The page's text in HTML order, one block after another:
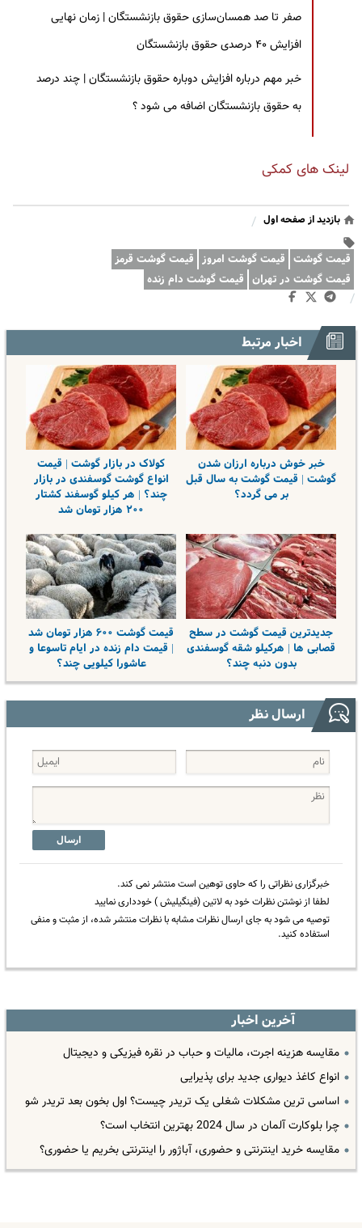
صفر تا صد همسان‌سازی حقوق بازنشستگان | زمان نهایی
افزایش ۴۰ درصدی حقوق بازنشستگان
خبر مهم درباره افزایش دوباره حقوق بازنشستگان | چند درصد
به حقوق بازنشستگان اضافه می شود ؟
لینک های کمکی
بازدید از صفحه اول /
قیمت گوشت قیمت گوشت امروز قیمت گوشت قرمز
قیمت گوشت در تهران قیمت گوشت دام زنده
/
اخبار مرتبط
خبر خوش درباره ارزان شدن
گوشت | قیمت گوشت به سال قبل
بر می گردد؟
کولاک در بازار گوشت | قیمت
انواع گوشت گوسفندی در بازار
چند؟ | هر کیلو گوسفند کشتار
۲۰۰ هزار تومان شد
جدیدترین قیمت گوشت در سطح
قصابی ها | هرکیلو شقه گوسفندی
بدون دنبه چند؟
قیمت گوشت ۶۰۰ هزار تومان شد
| قیمت دام زنده در ایام تاسوعا و
عاشورا کیلویی چند؟
ارسال نظر
ارسال
خبرگزاری نظراتی را که حاوی توهین است منتشر نمی کند.
لطفا از نوشتن نظرات خود به لاتین (فینگیلیش ) خودداری نمایید
توصیه می شود به جای ارسال نظرات مشابه با نظرات منتشر شده، از مثبت و منفی
استفاده کنید.
آخرین اخبار
مقایسه هزینه اجرت، مالیات و حباب در نقره فیزیکی و دیجیتال
انواع کاغذ دیواری جدید برای پذیرایی
اساسی ترین مشکلات شغلی یک تریدر چیست؟ اول بخون بعد تریدر شو
چرا بلوکارت آلمان در سال 2024 بهترین انتخاب است؟
مقایسه خرید اینترنتی و حضوری، آباژور را اینترنتی بخریم یا حضوری؟